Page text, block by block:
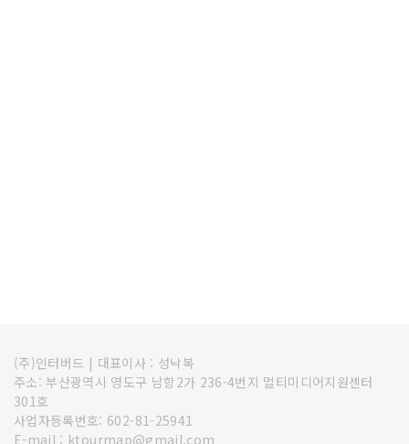
(주)인터버드 | 대표이사 : 성낙복
주소: 부산광역시 영도구 남항2가 236-4번지 멀티미디어지원센터
301호
사업자등록번호: 602-81-25941
E-mail : ktourmap@gmail.com